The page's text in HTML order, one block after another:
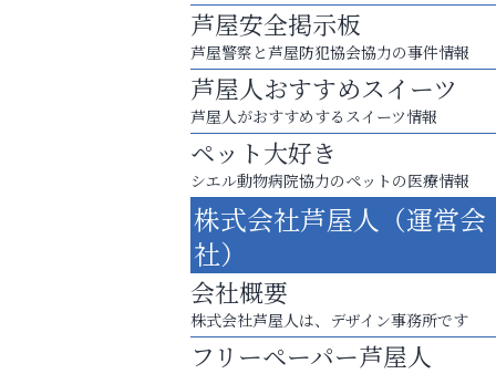
「この学校に出会えて、本当によかった。」
芦屋人~あしやびと~
芦屋安全掲示板
芦屋警察と芦屋防犯協会協力の事件情報
芦屋人おすすめスイーツ
芦屋人がおすすめするスイーツ情報
ペット大好き
シエル動物病院協力のペットの医療情報
株式会社芦屋人（運営会
社）
会社概要
株式会社芦屋人は、デザイン事務所です
フリーペーパー芦屋人